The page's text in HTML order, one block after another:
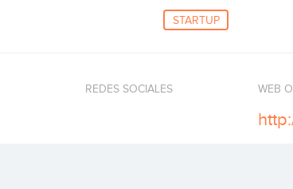
STARTUP
REDES SOCIALES WEB